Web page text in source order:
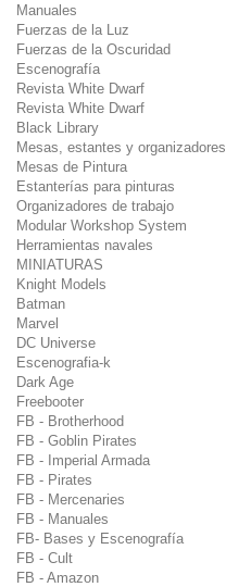
Manuales
Fuerzas de la Luz
Fuerzas de la Oscuridad
Escenografía
Revista White Dwarf
Revista White Dwarf
Black Library
Mesas, estantes y organizadores
Mesas de Pintura
Estanterías para pinturas
Organizadores de trabajo
Modular Workshop System
Herramientas navales
MINIATURAS
Knight Models
Batman
Marvel
DC Universe
Escenografia-k
Dark Age
Freebooter
FB - Brotherhood
FB - Goblin Pirates
FB - Imperial Armada
FB - Pirates
FB - Mercenaries
FB - Manuales
FB- Bases y Escenografía
FB - Cult
FB - Amazon